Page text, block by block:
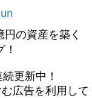
の資産を築く
更新中！
広告を利用して